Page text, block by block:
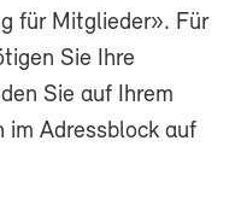
für Mitglieder». Für
Sie Ihre
Sie auf Ihrem
im Adressblock auf